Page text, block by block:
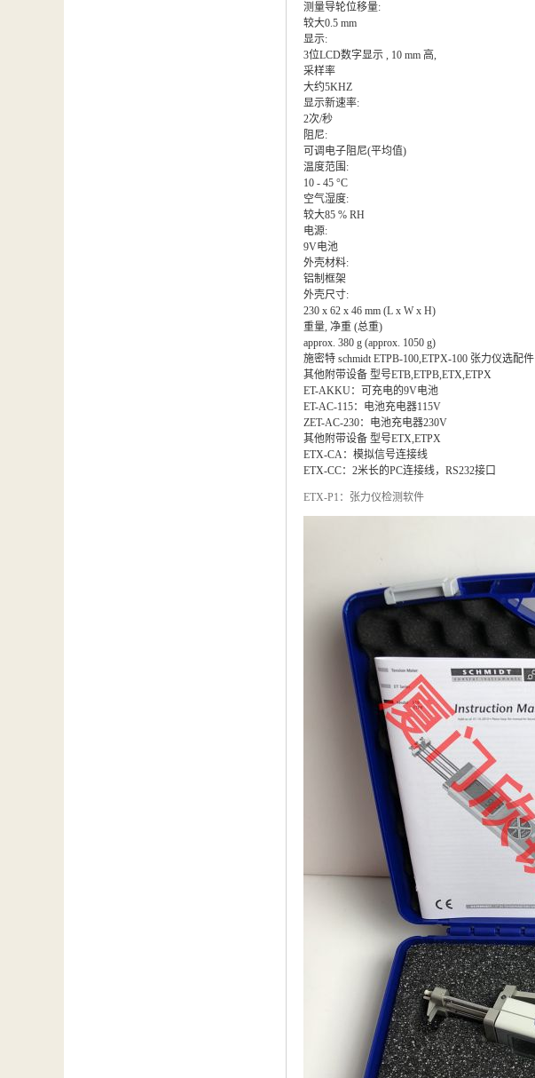
测量导轮位移量:
较大0.5 mm
显示:
3位LCD数字显示 , 10 mm 高,
采样率
大约5KHZ
显示新速率:
2次/秒
阻尼:
可调电子阻尼(平均值)
温度范围:
10 - 45 °C
空气湿度:
较大85 % RH
电源:
9V电池
外壳材料:
铝制框架
外壳尺寸:
230 x 62 x 46 mm (L x W x H)
重量, 净重 (总重)
approx. 380 g (approx. 1050 g)
施密特 schmidt ETPB-100,ETPX-100 张力仪选配件
其他附带设备 型号ETB,ETPB,ETX,ETPX
ET-AKKU：可充电的9V电池
ET-AC-115：电池充电器115V
ZET-AC-230：电池充电器230V
其他附带设备 型号ETX,ETPX
ETX-CA：模拟信号连接线
ETX-CC：2米长的PC连接线，RS232接口
ETX-P1：张力仪检测软件